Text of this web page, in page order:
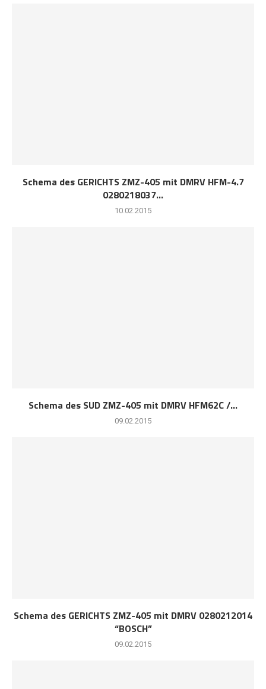
Schema des GERICHTS ZMZ-405 mit DMRV HFM-4.7
0280218037...
10.02.2015
Schema des SUD ZMZ-405 mit DMRV HFM62C /...
09.02.2015
Schema des GERICHTS ZMZ-405 mit DMRV 0280212014
“BOSCH”
09.02.2015